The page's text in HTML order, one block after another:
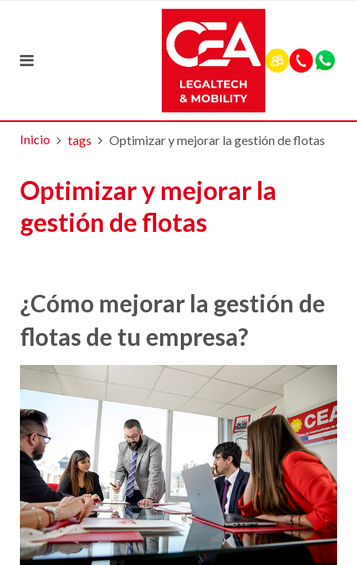
Inicio tags Optimizar y mejorar la gestión de flotas
Optimizar y mejorar la
gestión de flotas
¿Cómo mejorar la gestión de
flotas de tu empresa?